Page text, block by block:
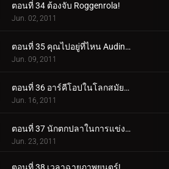
ตอนที่ 34 ต้องจับ Roggenrola!
Jun. 02, 2011
ตอนที่ 35 คุณไปอยู่ที่ไหน Audino?
Jun. 09, 2011
ตอนที่ 36 อาร์คีโอปในโลกสมัยใหม่!
Jun. 16, 2011
ตอนที่ 37 นักตกปลาในการแข่งขันคาว!
Jun. 23, 2011